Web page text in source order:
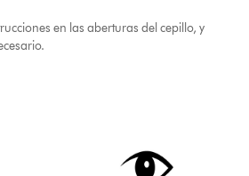
en las aberturas del cepillo, y